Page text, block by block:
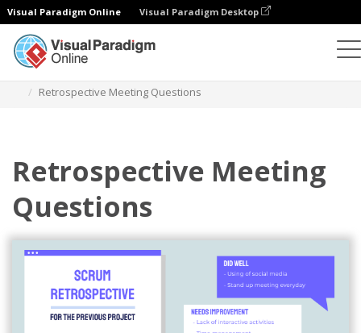
Visual Paradigm Online Visual Paradigm Desktop
Retrospective Meeting Questions
Retrospective Meeting
Questions